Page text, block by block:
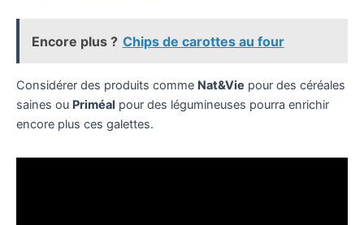
Encore plus ? Chips de carottes au four
Considérer des produits comme Nat&Vie pour des céréales
saines ou Priméal pour des légumineuses pourra enrichir
encore plus ces galettes.